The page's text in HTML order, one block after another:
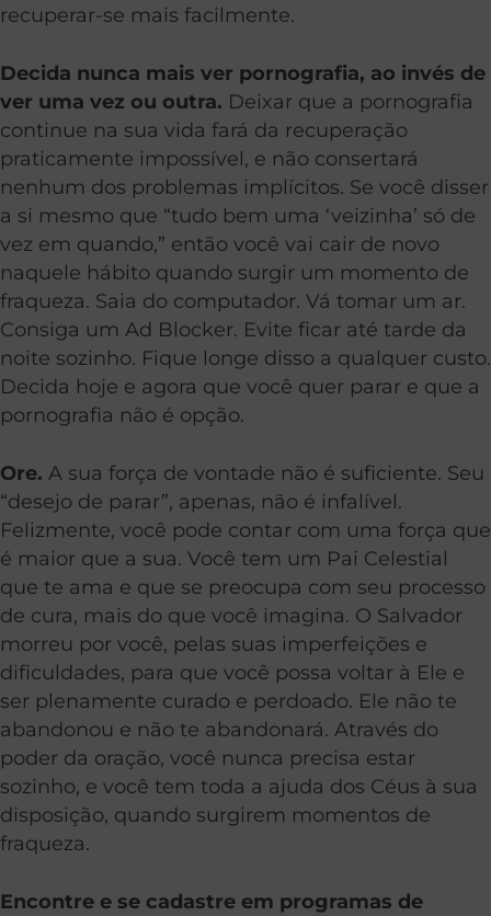
recuperar-se mais facilmente.
Decida nunca mais ver pornografia, ao invés de
ver uma vez ou outra. Deixar que a pornografia
continue na sua vida fará da recuperação
praticamente impossível, e não consertará
nenhum dos problemas implícitos. Se você disser
a si mesmo que “tudo bem uma ‘veizinha’ só de
vez em quando,” então você vai cair de novo
naquele hábito quando surgir um momento de
fraqueza. Saia do computador. Vá tomar um ar.
Consiga um Ad Blocker. Evite ficar até tarde da
noite sozinho. Fique longe disso a qualquer custo.
Decida hoje e agora que você quer parar e que a
pornografia não é opção.
Ore. A sua força de vontade não é suficiente. Seu
“desejo de parar”, apenas, não é infalível.
Felizmente, você pode contar com uma força que
é maior que a sua. Você tem um Pai Celestial
que te ama e que se preocupa com seu processo
de cura, mais do que você imagina. O Salvador
morreu por você, pelas suas imperfeições e
dificuldades, para que você possa voltar à Ele e
ser plenamente curado e perdoado. Ele não te
abandonou e não te abandonará. Através do
poder da oração, você nunca precisa estar
sozinho, e você tem toda a ajuda dos Céus à sua
disposição, quando surgirem momentos de
fraqueza.
Encontre e se cadastre em programas de